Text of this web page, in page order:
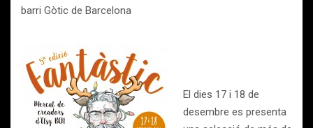
barri Gòtic de Barcelona
El dies 17 i 18 de
desembre es presenta